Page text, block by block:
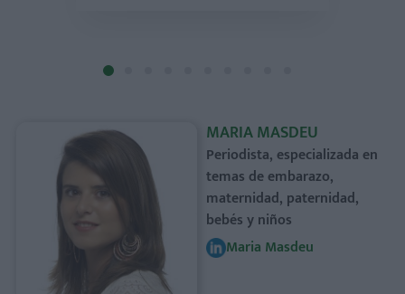
MARIA MASDEU
Periodista, especializada en
temas de embarazo,
maternidad, paternidad,
bebés y niños
Maria Masdeu